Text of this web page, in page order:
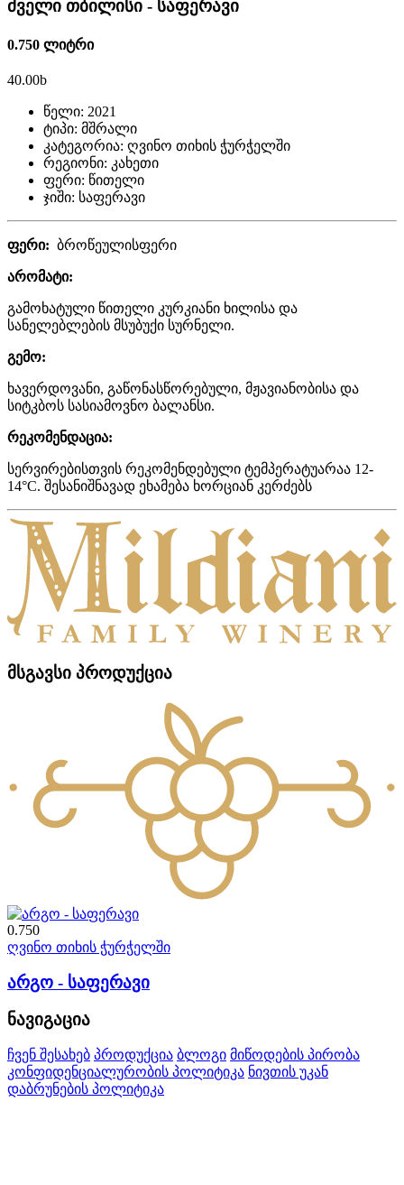
ძველი თბილისი - საფერავი
0.750 ლიტრი
40.00b
წელი: 2021
ტიპი: მშრალი
კატეგორია: ღვინო თიხის ჭურჭელში
რეგიონი: კახეთი
ფერი: წითელი
ჯიში: საფერავი
ფერი: ბროწეულისფერი
არომატი:
გამოხატული წითელი კურკიანი ხილისა და
სანელებლების მსუბუქი სურნელი.
გემო:
ხავერდოვანი, გაწონასწორებული, მჟავიანობისა და
სიტკბოს სასიამოვნო ბალანსი.
რეკომენდაცია:
სერვირებისთვის რეკომენდებული ტემპერატუარაა 12-
14°C. შესანიშნავად ეხამება ხორციან კერძებს
მსგავსი პროდუქცია
0.750
ღვინო თიხის ჭურჭელში
არგო - საფერავი
ნავიგაცია
ჩვენ შესახებ პროდუქცია ბლოგი მიწოდების პირობა
კონფიდენციალურობის პოლიტიკა ნივთის უკან
დაბრუნების პოლიტიკა